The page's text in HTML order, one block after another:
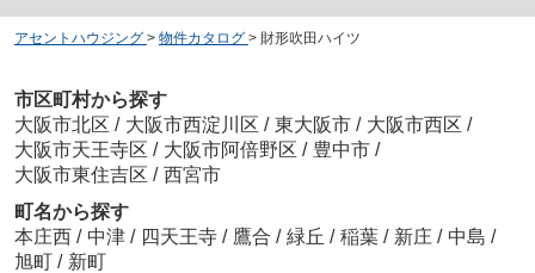
アセントハウジング > 物件カタログ > 財形吹田ハイツ
市区町村から探す
大阪市北区 / 大阪市西淀川区 / 東大阪市 / 大阪市西区 /
大阪市天王寺区 / 大阪市阿倍野区 / 豊中市 /
大阪市東住吉区 / 西宮市
町名から探す
本庄西 / 中津 / 四天王寺 / 鷹合 / 緑丘 / 稲葉 / 新庄 / 中島 /
旭町 / 新町